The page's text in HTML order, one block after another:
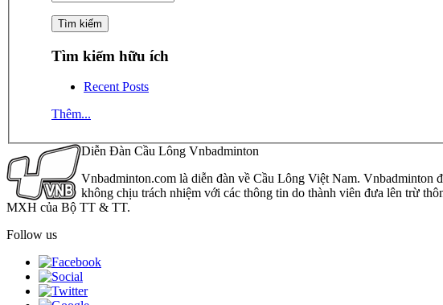
Tìm kiếm hữu ích
Recent Posts
Thêm...
Diễn Đàn Cầu Lông Vnbadminton
Vnbadminton.com là diễn đàn về Cầu Lông Việt Nam. Vnbadminton
không chịu trách nhiệm với các thông tin do thành viên đưa lên trừ
MXH của Bộ TT & TT.
Follow us